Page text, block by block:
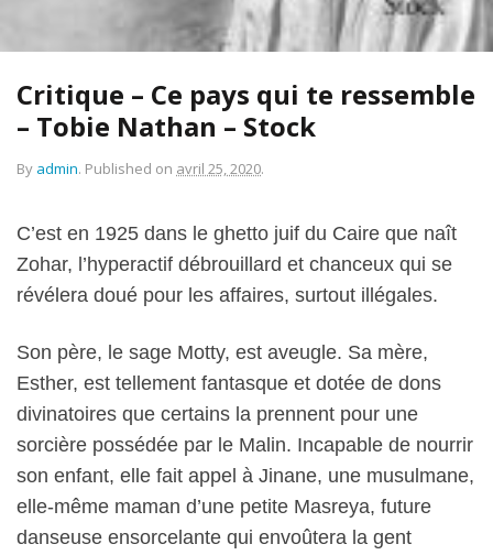
Critique – Ce pays qui te ressemble
– Tobie Nathan – Stock
By admin. Published on avril 25, 2020.
C’est en 1925 dans le ghetto juif du Caire que naît
Zohar, l’hyperactif débrouillard et chanceux qui se
révélera doué pour les affaires, surtout illégales.
Son père, le sage Motty, est aveugle. Sa mère,
Esther, est tellement fantasque et dotée de dons
divinatoires que certains la prennent pour une
sorcière possédée par le Malin. Incapable de nourrir
son enfant, elle fait appel à Jinane, une musulmane,
elle-même maman d’une petite Masreya, future
danseuse ensorcelante qui envoûtera la gent